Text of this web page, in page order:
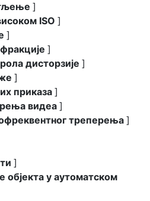
]
ISO ]
]
]
дисторзије ]
]
приказа ]
видеа ]
треперења]
]
објекта у аутоматском